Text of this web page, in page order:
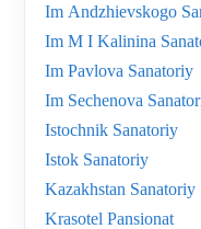
Im Andzhievskogo
Im M I Kalinina
Im Pavlova Sanatoriy
Im Sechenova
Istochnik Sanatoriy
Istok Sanatoriy
Kazakhstan Sanatoriy
Krasotel Pansionat